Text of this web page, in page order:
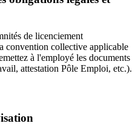
de licenciement
convention collective applicable
à l'employé les documents
attestation Pôle Emploi, etc.).